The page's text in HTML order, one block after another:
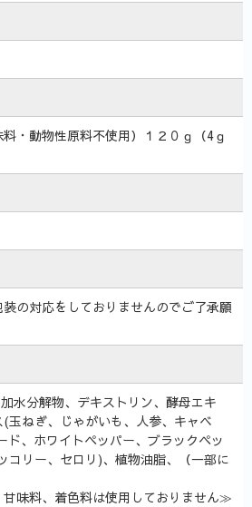
・動物性原料不使用）１２０ｇ（4ｇ
の対応をしておりませんのでご了承願
水分解物、デキストリン、酵母エキ
玉ねぎ、じゃがいも、人参、キャベ
ド、ホワイトペッパー、ブラックペッ
コリー、セロリ)、植物油脂、（一部に
味料、着色料は使用しておりません≫